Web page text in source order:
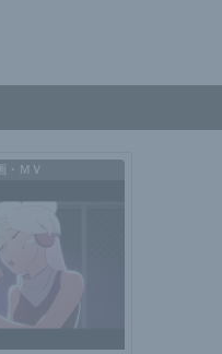
・ＭＶ